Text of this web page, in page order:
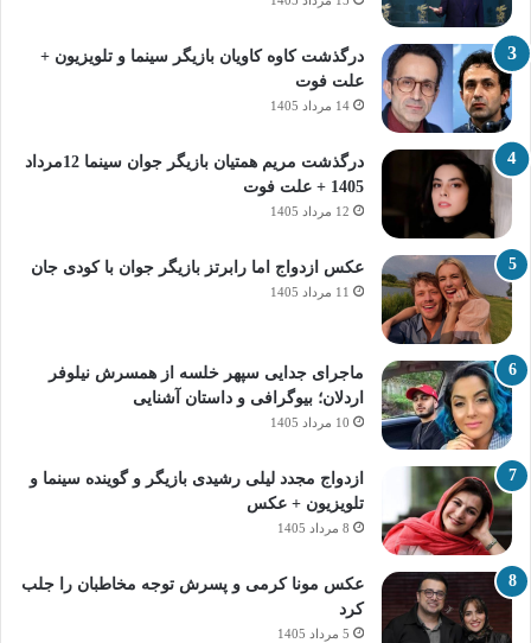
درگذشت کاوه کاویان بازیگر سینما و تلویزیون +
علت فوت
14 مرداد 1405
درگذشت مریم همتیان بازیگر جوان سینما 12مرداد
1405 + علت فوت
12 مرداد 1405
عکس ازدواج اما رابرتز بازیگر جوان با کودی جان
11 مرداد 1405
ماجرای جدایی سپهر خلسه از همسرش نیلوفر
اردلان؛ بیوگرافی و داستان آشنایی
10 مرداد 1405
ازدواج مجدد لیلی رشیدی بازیگر و گوینده سینما و
تلویزیون + عکس
8 مرداد 1405
عکس مونا کرمی و پسرش توجه مخاطبان را جلب
کرد
5 مرداد 1405